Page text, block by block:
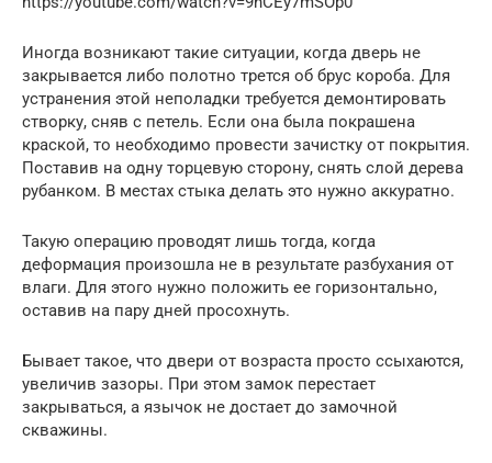
Иногда возникают такие ситуации, когда дверь не
закрывается либо полотно трется об брус короба. Для
устранения этой неполадки требуется демонтировать
створку, сняв с петель. Если она была покрашена
краской, то необходимо провести зачистку от покрытия.
Поставив на одну торцевую сторону, снять слой дерева
рубанком. В местах стыка делать это нужно аккуратно.
Такую операцию проводят лишь тогда, когда
деформация произошла не в результате разбухания от
влаги. Для этого нужно положить ее горизонтально,
оставив на пару дней просохнуть.
Бывает такое, что двери от возраста просто ссыхаются,
увеличив зазоры. При этом замок перестает
закрываться, а язычок не достает до замочной
скважины.